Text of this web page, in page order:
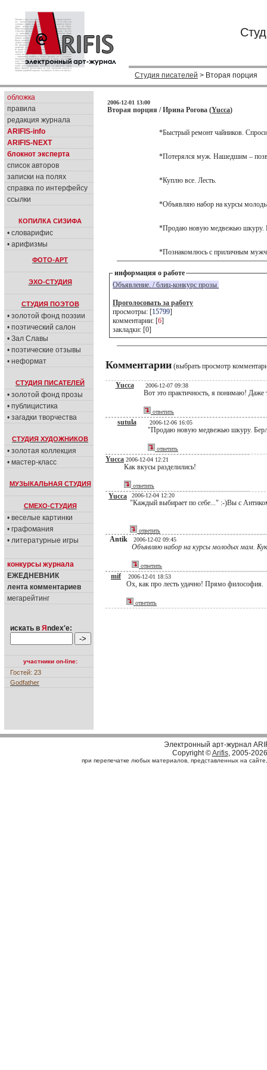
Студия писателей > Вторая порция
обложка
правила
редакция журнала
ARIFIS-info
ARIFIS-NEXT
блокнот эксперта
список авторов
записки на полях
справка по интерфейсу
ссылки
КОПИЛКА СИЗИФА
• словарифис
• арифизмы
ФОТО-АРТ
ЭХО-СТУДИЯ
СТУДИЯ ПОЭТОВ
• золотой фонд поэзии
• поэтический салон
• Зал Славы
• поэтические отзывы
• неформат
СТУДИЯ ПИСАТЕЛЕЙ
• золотой фонд прозы
• публицистика
• загадки творчества
СТУДИЯ ХУДОЖНИКОВ
• золотая коллекция
• мастер-класс
МУЗЫКАЛЬНАЯ СТУДИЯ
СМЕХО-СТУДИЯ
• веселые картинки
• графомания
• литературные игры
конкурсы журнала
ЕЖЕДНЕВНИК
лента комментариев
мегарейтинг
искать в Я ndex'е:
участники on-line:
Гостей: 23
Godfather
2006-12-01 13:00
Вторая порция / Ирина Рогова (Yucca)
*Быстрый ремонт чайников.
*Потерялся муж. Нашедшим –
*Куплю все. Лесть.
*Объявляю набор на курсы
*Продаю новую медвежью шкуру.
*Познакомлюсь с приличным
информация о работе
Объявление. / блиц-конкурс прозы
Проголосовать за работу
просмотры: [15799]
комментарии: [6]
закладки: [0]
Комментарии (выбрать просмотр
Yucca 2006-12-07 09:38
Вот это практичность, я понимаю!
ответить
sutula 2006-12-06 16:05
"Продаю новую медвежью шкуру.
ответить
Yucca 2006-12-04 12:21
Как вкусы разделились!
ответить
Yucca 2006-12-04 12:20
"Каждый выбирает по себе..." :-)Вы с
ответить
Antik 2006-12-02 09:45
Объявляю набор на курсы молодых мам.
ответить
mif 2006-12-01 18:53
Ох, как про лесть удачно! Прямо философия.
ответить
Электронный арт-журнал
Copyright ©Arifis, 2005-2026
при перепечатке любых материалов, представленных на